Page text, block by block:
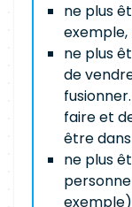
ne plus
exemple,
ne plus
de
faire et
être
ne plus